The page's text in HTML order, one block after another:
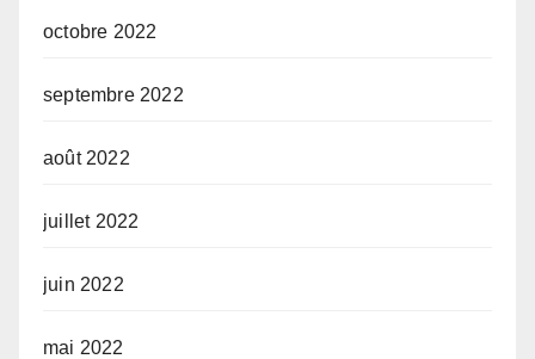
octobre 2022
septembre 2022
août 2022
juillet 2022
juin 2022
mai 2022